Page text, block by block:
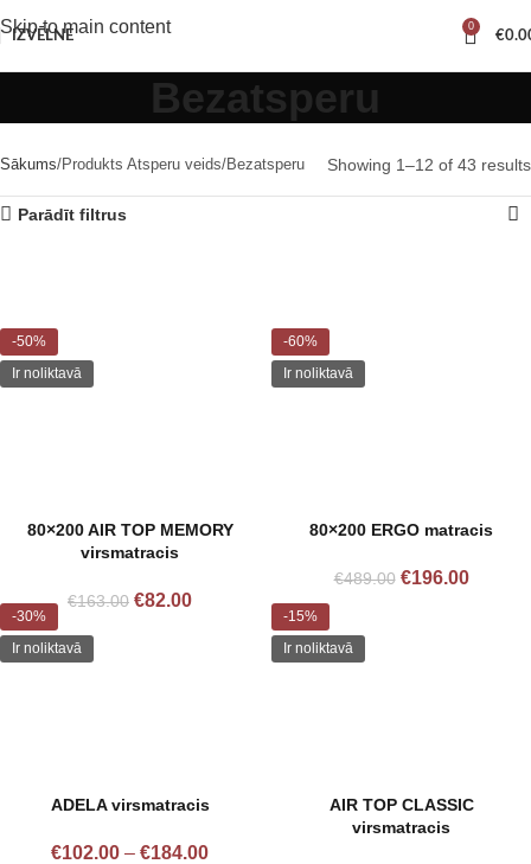
Skip to main content
IZVĒLNE
0
€
Bezatsperu
Sākums Produkts Atsperu veids Bezatsperu Showing 1–12 of 43 results
Parādīt filtrus
-50%
Ir noliktavā
80×200 AIR TOP MEMORY
virsmatracis
€163.00 €82.00
-60%
Ir noliktavā
80×200 ERGO matracis
€489.00 €196.00
-30%
Ir noliktavā
ADELA virsmatracis
€102.00 – €184.00
-15%
Ir noliktavā
AIR TOP CLASSIC
virsmatracis